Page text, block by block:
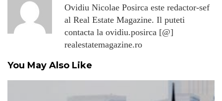
Ovidiu Nicolae Posirca este redactor-sef
al Real Estate Magazine. Il puteti
contacta la ovidiu.posirca [@]
realestatemagazine.ro
You May Also Like